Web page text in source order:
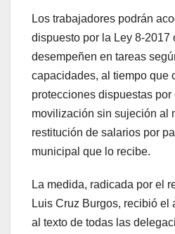
Los trabajadores podrán
dispuesto por la Ley 8-2017
desempeñen en tareas
capacidades, al tiempo que
protecciones dispuestas por
movilización sin sujeción al
restitución de salarios por
municipal que lo recibe.
La medida, radicada por el
Luis Cruz Burgos, recibió el
al texto de todas las